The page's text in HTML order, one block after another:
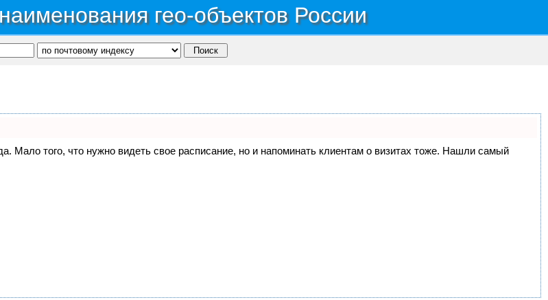
гео-объектов России
Мало того, что нужно видеть свое расписание, но и напоминать клиентам о визитах тоже. Нашли самый